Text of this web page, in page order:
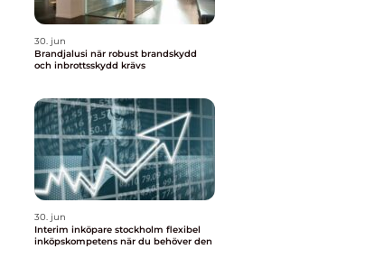
30. jun
Brandjalusi när robust brandskydd
och inbrottsskydd krävs
30. jun
Interim inköpare stockholm flexibel
inköpskompetens när du behöver den